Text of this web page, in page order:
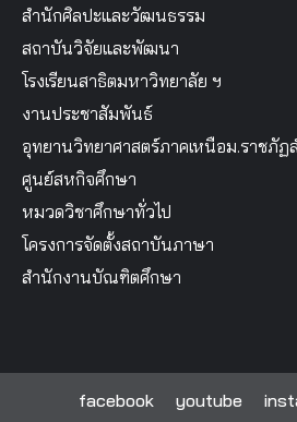
สำนักศิลปะและวัฒนธรรม
สถาบันวิจัยและพัฒนา
โรงเรียนสาธิตมหาวิทยาลัย ฯ
งานประชาสัมพันธ์
อุทยานวิทยาศาสตร์ภาคเหนือม.ราชภัฏ
ศูนย์สหกิจศึกษา
หมวดวิชาศึกษาทั่วไป
โครงการจัดตั้งสถาบันภาษา
สำนักงานบัณฑิตศึกษา
facebook youtube